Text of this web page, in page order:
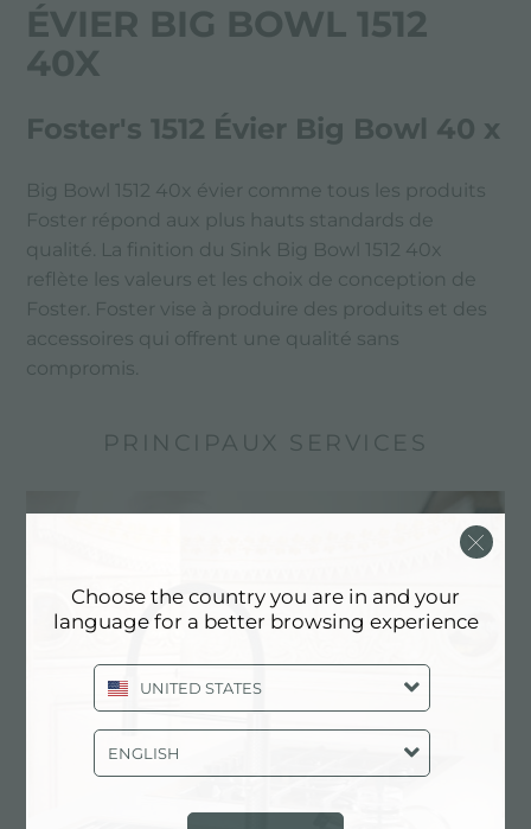
ÉVIER BIG BOWL 1512
40X
Foster's 1512 Évier Big Bowl 40 x
Big Bowl 1512 40x évier comme tous les produits
Foster répond aux plus hauts standards de
qualité. La finition du Sink Big Bowl 1512 40x
reflète les valeurs et les choix de conception de
Foster. Foster vise à produire des produits et des
accessoires qui offrent une qualité sans
compromis.
PRINCIPAUX SERVICES
Choose the country you are in and your
language for a better browsing experience
UNITED STATES
ENGLISH